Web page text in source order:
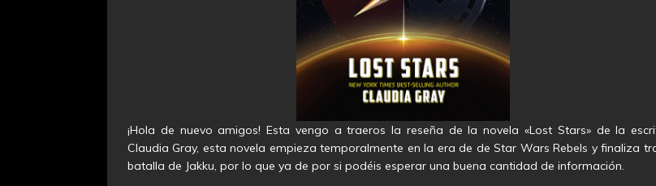
¡Hola de nuevo amigos! Esta vengo a traeros la reseña de la novela «Lost Stars» de la
Claudia Gray, esta novela empieza temporalmente en la era de de Star Wars Rebels y finaliza
batalla de Jakku, por lo que ya de por si podéis esperar una buena cantidad de información.